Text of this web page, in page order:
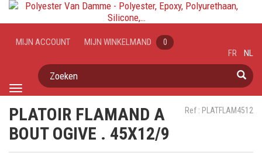
Toggle
MIJN ACCOUNT MIJN WINKELMAND 0
Zoeken
FR NL
Ref : PLATFLAM4512
PLATOIR FLAMAND A
BOUT OGIVE . 45X12/9